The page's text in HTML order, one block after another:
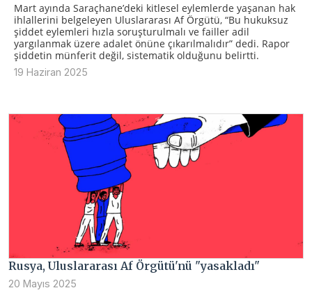
Mart ayında Saraçhane’deki kitlesel eylemlerde yaşanan hak
ihlallerini belgeleyen Uluslararası Af Örgütü, “Bu hukuksuz
şiddet eylemleri hızla soruşturulmalı ve failler adil
yargılanmak üzere adalet önüne çıkarılmalıdır” dedi. Rapor
şiddetin münferit değil, sistematik olduğunu belirtti.
19 Haziran 2025
Rusya, Uluslararası Af Örgütü'nü "yasakladı"
20 Mayıs 2025